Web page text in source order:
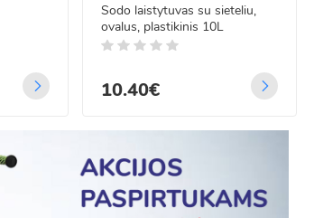
Sodo laistytuvas su sieteliu,
ovalus, plastikinis 10L
10.40€